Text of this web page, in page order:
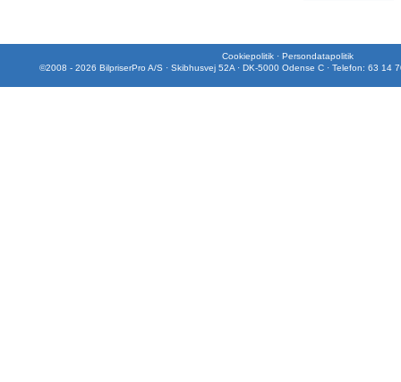
Cookiepolitik · Persondatapolitik
©2008 - 2026 BilpriserPro A/S · Skibhusvej 52A · DK-5000 Odense C · Telefon: 63 14